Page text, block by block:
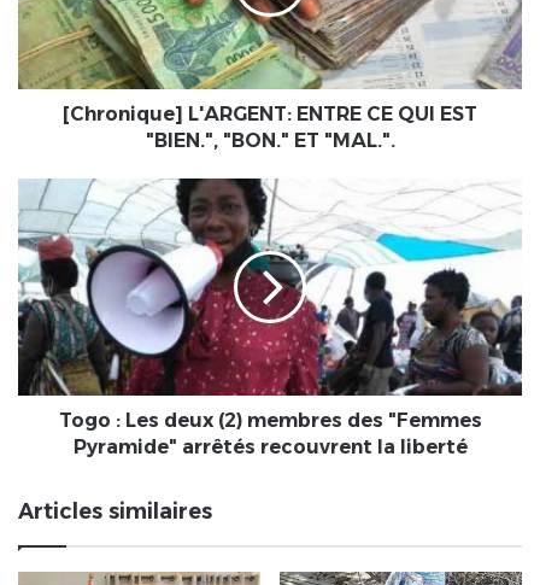
EST
"BIEN.",
"BON."
ET
[Chronique] L'ARGENT: ENTRE CE QUI EST
"BIEN.", "BON." ET "MAL.".
Togo
:
Les
deux
(2)
membres
des
"Femmes
Pyramide"
recouvrent
Togo : Les deux (2) membres des "Femmes
Pyramide" arrêtés recouvrent la liberté
Articles similaires